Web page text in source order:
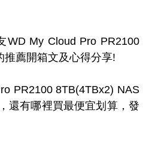
My Cloud Pro PR2100
薦開箱文及心得分享!
PR2100 8TB(4TBx2) NAS
還有哪裡買最便宜划算，發